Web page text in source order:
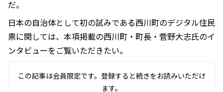
だ。
日本の自治体として初の試みである西川町のデジタル住民
票に関しては、本項掲載の西川町・町長・菅野大志氏のイ
ンタビューをご覧いただきたい。
この記事は会員限定です。登録すると続きをお読みいただけ
ます。